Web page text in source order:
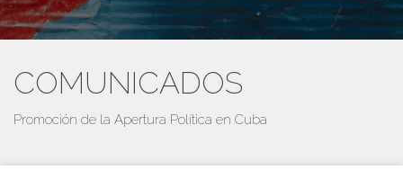
COMUNICADOS
Promoción de la Apertura Política en Cuba